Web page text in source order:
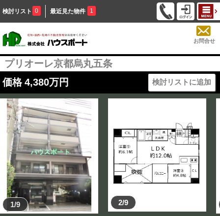
検討リスト 0 最近見た物件 1
お問合せ
プリオーレ京都烏丸五条
価格 4,380万円 検討リストに追加
1/9 2/9